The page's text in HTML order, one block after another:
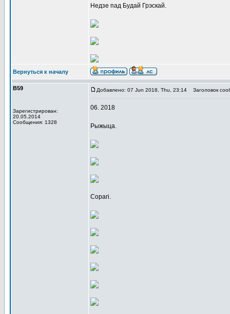
Недзе пад Будай Грэскай.
Вернуться к началу
В59
Зарегистрирован:
20.05.2014
Сообщения: 1328
Добавлено: 07 Jun 2018, Thu, 23:14 Заголовок
06. 2018
Рыжыца.
Сорагі.